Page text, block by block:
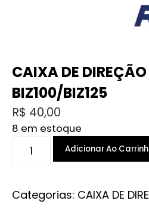
CAIXA DE
BIZ100/BIZ125
R$ 40,00
8 em estoque
CAIXA
CONICA
Adicionar Ao
Categorias: CAIXA DE